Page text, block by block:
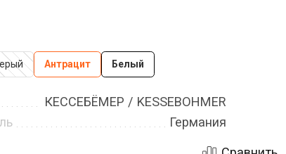
Антрацит Белый
КЕССЕБЁМЕР / KESSEBOHMER
Германия